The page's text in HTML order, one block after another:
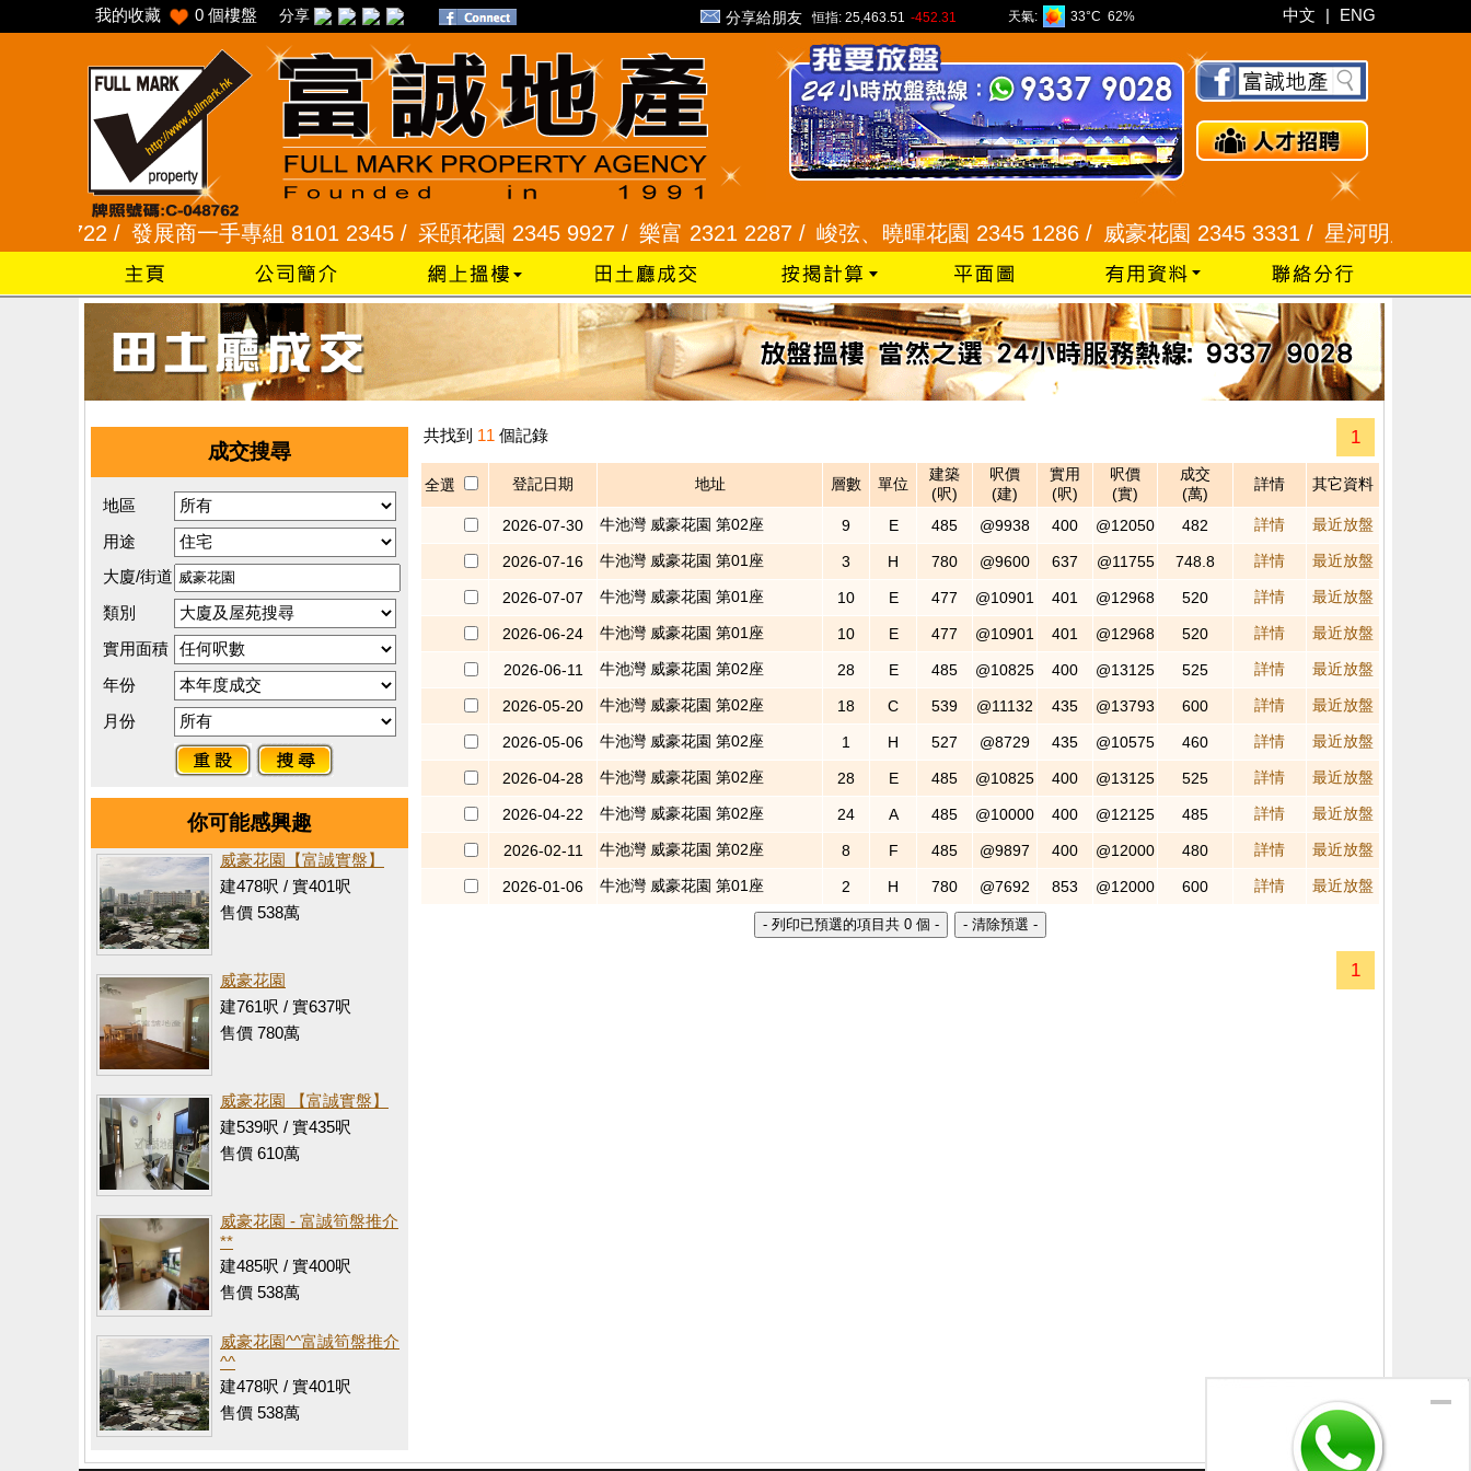
我的收藏 0 個樓盤 分享 分享給朋友 恒指: 25,463.51 -452.31 天氣: 33°C 62% 中文 | ENG
7722 /發展商一手專組 8101 2345 /采頣花園 2345 9927 /樂富 2321 2287 /峻弦、曉暉花園 2345 1286 /威豪花園 2345 3331 /星河明居、悅庭
成交搜尋
地區
用途
大廈/街道
類別
實用面積
年份
月份
你可能感興趣
威豪花園【富誠實盤】
建478呎 / 實401呎
售價 538萬
威豪花園
建761呎 / 實637呎
售價 780萬
威豪花園 【富誠實盤】
建539呎 / 實435呎
售價 610萬
威豪花園 - 富誠筍盤推介
**
建485呎 / 實400呎
售價 538萬
威豪花園^^富誠筍盤推介
^^
建478呎 / 實401呎
售價 538萬
共找到 11 個記錄 1
全選 登記日期 地址 層數 單位
建築
(呎)
呎價
(建)
實用
(呎)
呎價
(實)
成交
(萬)
詳情 其它資料
2026-07-30 牛池灣 威豪花園 第02座 9 E 485 @9938 400 @12050 482 詳情 最近放盤
2026-07-16 牛池灣 威豪花園 第01座 3 H 780 @9600 637 @11755 748.8 詳情 最近放盤
2026-07-07 牛池灣 威豪花園 第01座 10 E 477 @10901 401 @12968 520 詳情 最近放盤
2026-06-24 牛池灣 威豪花園 第01座 10 E 477 @10901 401 @12968 520 詳情 最近放盤
2026-06-11 牛池灣 威豪花園 第02座 28 E 485 @10825 400 @13125 525 詳情 最近放盤
2026-05-20 牛池灣 威豪花園 第02座 18 C 539 @11132 435 @13793 600 詳情 最近放盤
2026-05-06 牛池灣 威豪花園 第02座 1 H 527 @8729 435 @10575 460 詳情 最近放盤
2026-04-28 牛池灣 威豪花園 第02座 28 E 485 @10825 400 @13125 525 詳情 最近放盤
2026-04-22 牛池灣 威豪花園 第02座 24 A 485 @10000 400 @12125 485 詳情 最近放盤
2026-02-11 牛池灣 威豪花園 第02座 8 F 485 @9897 400 @12000 480 詳情 最近放盤
2026-01-06 牛池灣 威豪花園 第01座 2 H 780 @7692 853 @12000 600 詳情 最近放盤
1